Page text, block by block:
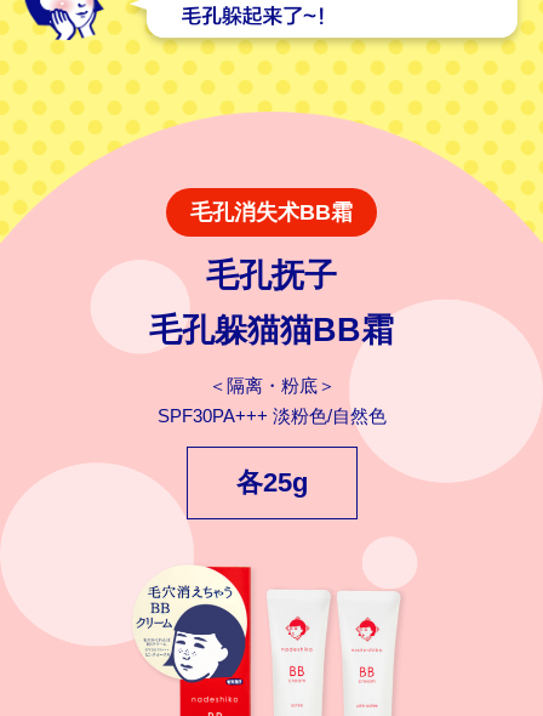
毛孔消失术BB霜
毛孔抚子
毛孔躲猫猫BB霜
＜隔离・粉底＞
SPF30PA+++ 淡粉色/自然色
各25g